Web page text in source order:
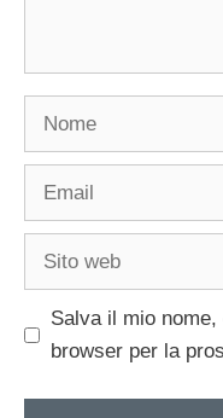
Nome
Email
Sito
Salva il mio
browser per la